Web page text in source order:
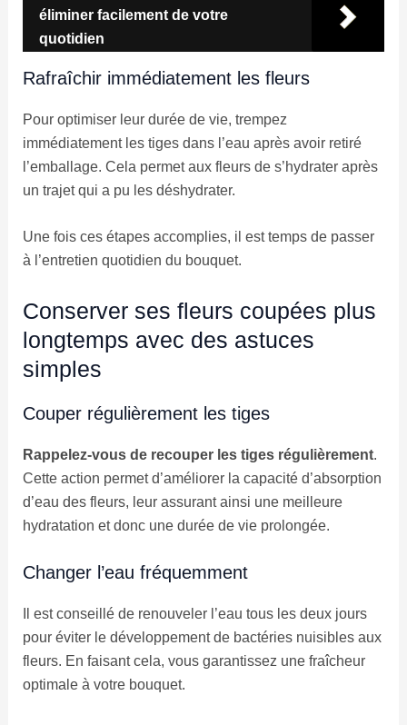
éliminer facilement de votre
quotidien
Rafraîchir immédiatement les fleurs
Pour optimiser leur durée de vie, trempez
immédiatement les tiges dans l’eau après avoir retiré
l’emballage. Cela permet aux fleurs de s’hydrater après
un trajet qui a pu les déshydrater.
Une fois ces étapes accomplies, il est temps de passer
à l’entretien quotidien du bouquet.
Conserver ses fleurs coupées plus
longtemps avec des astuces
simples
Couper régulièrement les tiges
Rappelez-vous de recouper les tiges régulièrement.
Cette action permet d’améliorer la capacité d’absorption
d’eau des fleurs, leur assurant ainsi une meilleure
hydratation et donc une durée de vie prolongée.
Changer l’eau fréquemment
Il est conseillé de renouveler l’eau tous les deux jours
pour éviter le développement de bactéries nuisibles aux
fleurs. En faisant cela, vous garantissez une fraîcheur
optimale à votre bouquet.